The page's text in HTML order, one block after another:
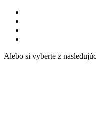
Alebo si vyberte z